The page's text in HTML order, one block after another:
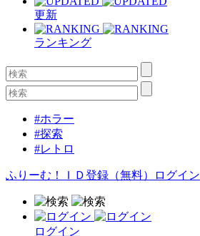
更新
ランキング
#ホラー
#探索
#レトロ
ふりーむ！ＩＤ登録（無料） ログイン
ログイン